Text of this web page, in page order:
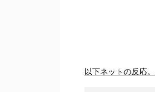
以下ネットの反応。